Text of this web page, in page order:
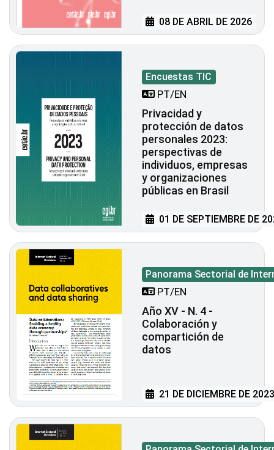
08 DE ABRIL DE 2026
Encuestas TIC
PT/EN
Privacidad y
protección de datos
personales 2023:
perspectivas de
individuos, empresas
y organizaciones
públicas en Brasil
01 DE SEPTIEMBRE DE
Panorama Sectorial de
PT/EN
Año XV - N. 4 -
Colaboración y
compartición de
datos
21 DE DICIEMBRE DE